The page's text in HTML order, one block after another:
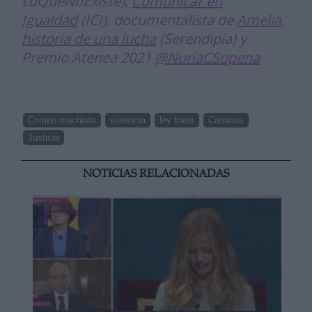
Igualdad(ICI), documentalista deAmelia,
historia de una lucha (Serendipia) y
Premio Atenea 2021 @NuriaCSopena
Crimen machista violencia ley trans
Canarias
Justicia
NOTICIAS RELACIONADAS